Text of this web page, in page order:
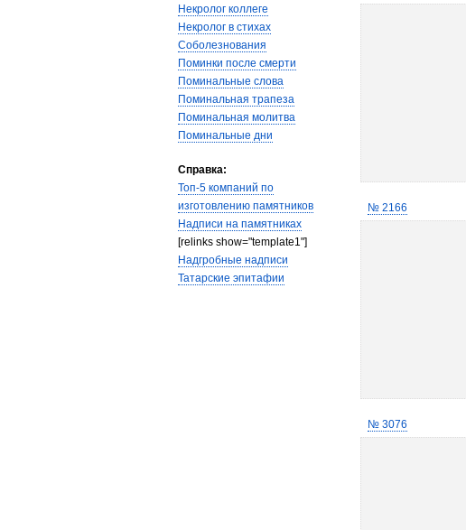
Некролог коллеге
Некролог в стихах
Соболезнования
Поминки после смерти
Поминальные слова
Поминальная трапеза
Поминальная молитва
Поминальные дни
Справка:
Топ-5 компаний по
изготовлению памятников
Надписи на памятниках
[relinks show="template1"]
Надгробные надписи
Татарские эпитафии
№ 2166
№ 3076